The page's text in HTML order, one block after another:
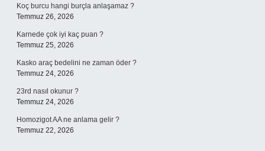
Koç burcu hangi burçla anlaşamaz ?
Temmuz 26, 2026
Karnede çok iyi kaç puan ?
Temmuz 25, 2026
Kasko araç bedelini ne zaman öder ?
Temmuz 24, 2026
23rd nasıl okunur ?
Temmuz 24, 2026
Homozigot AA ne anlama gelir ?
Temmuz 22, 2026